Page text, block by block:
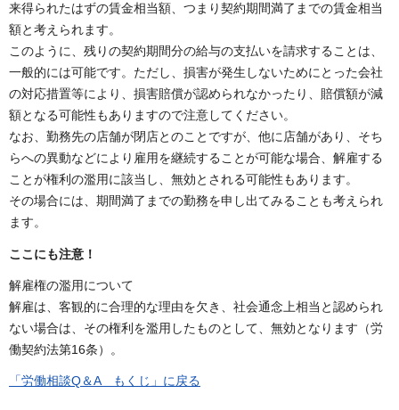
来得られたはずの賃金相当額、つまり契約期間満了までの賃金相当
額と考えられます。
このように、残りの契約期間分の給与の支払いを請求することは、
一般的には可能です。ただし、損害が発生しないためにとった会社
の対応措置等により、損害賠償が認められなかったり、賠償額が減
額となる可能性もありますので注意してください。
なお、勤務先の店舗が閉店とのことですが、他に店舗があり、そち
らへの異動などにより雇用を継続することが可能な場合、解雇する
ことが権利の濫用に該当し、無効とされる可能性もあります。
その場合には、期間満了までの勤務を申し出てみることも考えられ
ます。
ここにも注意！
解雇権の濫用について
解雇は、客観的に合理的な理由を欠き、社会通念上相当と認められ
ない場合は、その権利を濫用したものとして、無効となります（労
働契約法第16条）。
「労働相談Q＆A もくじ」に戻る